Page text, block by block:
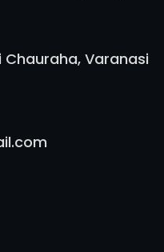
Chauraha, Varanasi